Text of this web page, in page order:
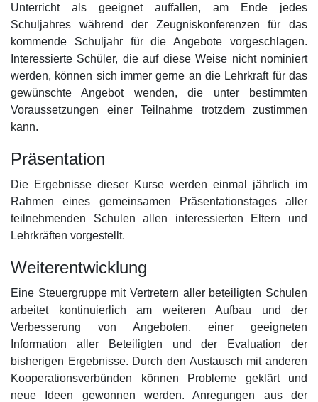
Unterricht als geeignet auffallen, am Ende jedes
Schuljahres während der Zeugniskonferenzen für das
kommende Schuljahr für die Angebote vorgeschlagen.
Interessierte Schüler, die auf diese Weise nicht nominiert
werden, können sich immer gerne an die Lehrkraft für das
gewünschte Angebot wenden, die unter bestimmten
Voraussetzungen einer Teilnahme trotzdem zustimmen
kann.
Präsentation
Die Ergebnisse dieser Kurse werden einmal jährlich im
Rahmen eines gemeinsamen Präsentationstages aller
teilnehmenden Schulen allen interessierten Eltern und
Lehrkräften vorgestellt.
Weiterentwicklung
Eine Steuergruppe mit Vertretern aller beteiligten Schulen
arbeitet kontinuierlich am weiteren Aufbau und der
Verbesserung von Angeboten, einer geeigneten
Information aller Beteiligten und der Evaluation der
bisherigen Ergebnisse. Durch den Austausch mit anderen
Kooperationsverbünden können Probleme geklärt und
neue Ideen gewonnen werden. Anregungen aus der